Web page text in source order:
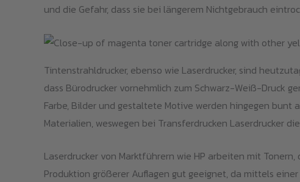
und die Gefahr, dass sie bei längerem Nichtgebrauch
Tintenstrahldrucker, ebenso wie Laserdrucker, sind
dass Bürodrucker vornehmlich zum Schwarz-Weiß-Druck
Farbe, Bilder und gestaltete Motive werden hingegen
Materialien, weswegen bei Transferdrucken Laserdrucker
Laserdrucker von Marktführern wie HP arbeiten mit Tonern,
Produktion größerer Auflagen gut geeignet, da mittels